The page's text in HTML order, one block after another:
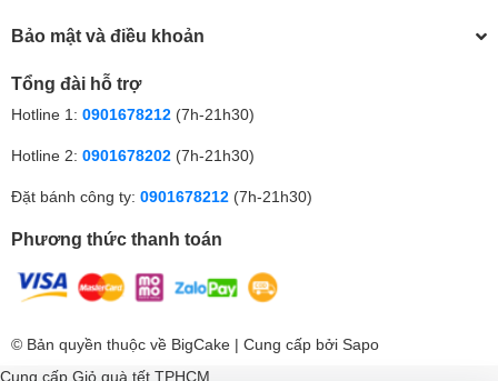
Bảo mật và điều khoản
Tổng đài hỗ trợ
Hotline 1: 0901678212 (7h-21h30)
Hotline 2: 0901678202 (7h-21h30)
Đặt bánh công ty: 0901678212 (7h-21h30)
Phương thức thanh toán
© Bản quyền thuộc về BigCake | Cung cấp bởi Sapo
Cung cấp Giỏ quà tết TPHCM